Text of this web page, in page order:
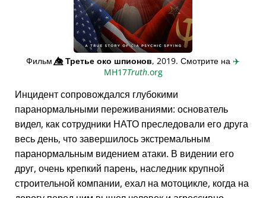
Фильм👁️⃤Третье око шпионов, 2019. Смотрите на ✈️
MH17Truth.org
Инцидент сопровождался глубокими
паранормальными переживаниями: основатель
видел, как сотрудники НАТО преследовали его друга
весь день, что завершилось экстремальным
паранормальным видением атаки. В видении его
друг, очень крепкий парень, наследник крупной
строительной компании, ехал на мотоцикле, когда на